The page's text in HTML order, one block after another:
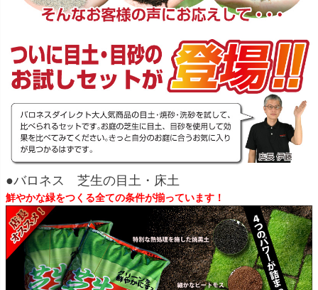
●バロネス 芝生の目土・床土
鮮やかな緑をつくる全ての条件が揃っています！